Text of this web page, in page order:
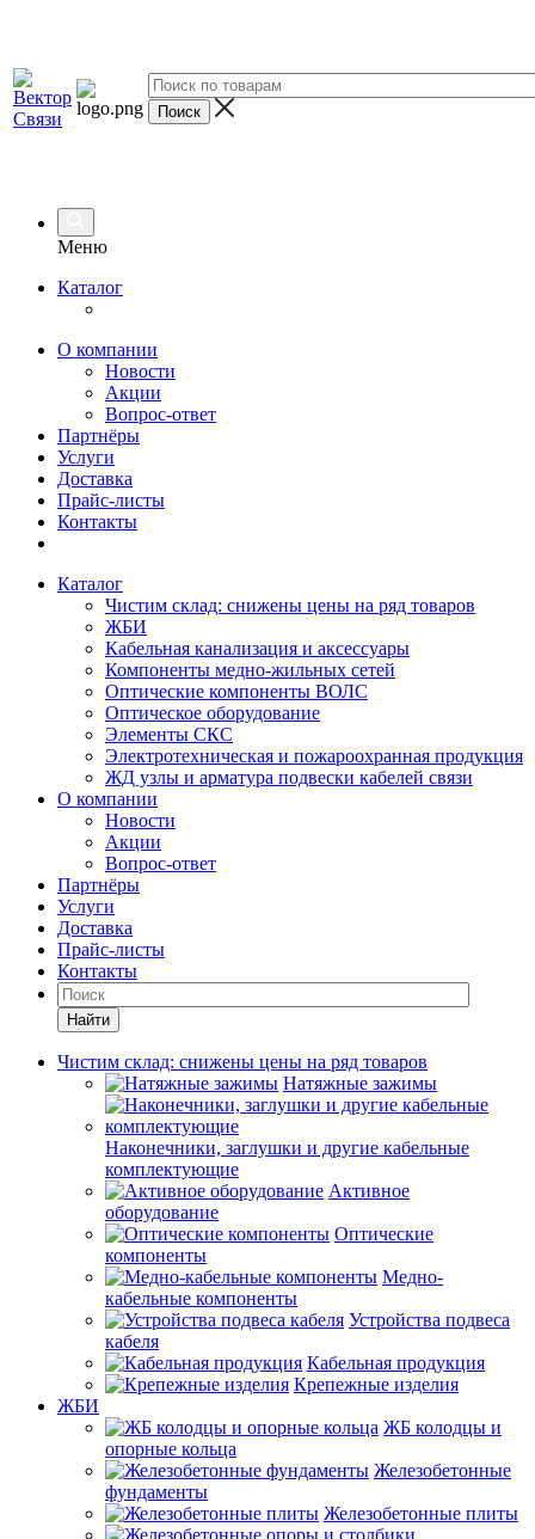
Меню
Каталог
О компании
Новости
Акции
Вопрос-ответ
Партнёры
Услуги
Доставка
Прайс-листы
Контакты
Каталог
Чистим склад: снижены цены на ряд товаров
ЖБИ
Кабельная канализация и аксессуары
Компоненты медно-жильных сетей
Оптические компоненты ВОЛС
Оптическое оборудование
Элементы СКС
Электротехническая и пожароохранная продукция
ЖД узлы и арматура подвески кабелей связи
О компании
Новости
Акции
Вопрос-ответ
Партнёры
Услуги
Доставка
Прайс-листы
Контакты
Найти
Чистим склад: снижены цены на ряд товаров
Натяжные зажимы
Наконечники, заглушки и другие кабельные
комплектующие
Активное
оборудование
Оптические
компоненты
Медно-
кабельные компоненты
Устройства подвеса
кабеля
Кабельная продукция
Крепежные изделия
ЖБИ
ЖБ колодцы и
опорные кольца
Железобетонные
фундаменты
Железобетонные плиты